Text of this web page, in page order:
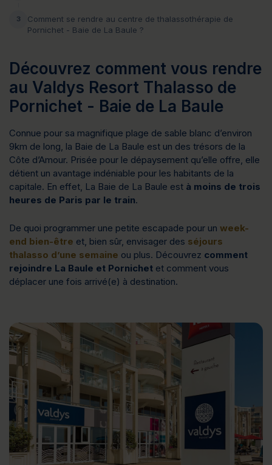
3
Comment se rendre au centre de thalassothérapie de
Pornichet - Baie de La Baule ?
Découvrez comment vous rendre
au Valdys Resort Thalasso de
Pornichet - Baie de La Baule
Connue pour sa magnifique plage de sable blanc d’environ
9km de long, la Baie de La Baule est un des trésors de la
Côte d’Amour. Prisée pour le dépaysement qu’elle offre, elle
détient un avantage indéniable pour les habitants de la
capitale. En effet, La Baie de La Baule est à moins de trois
heures de Paris par le train.
De quoi programmer une petite escapade pour un week-
end bien-être et, bien sûr, envisager des séjours
thalasso d’une semaine ou plus. Découvrez comment
rejoindre La Baule et Pornichet et comment vous
déplacer une fois arrivé(e) à destination.